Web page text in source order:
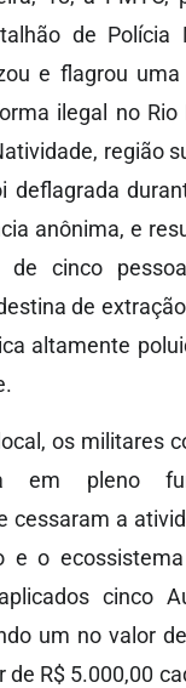
de Polícia
e flagrou
ilegal no Rio
região
deflagrada
anônima, e
de cinco
de
altamente
os militares
em pleno
cessaram a
e o
cinco
um no valor
de R$ 5.000,00